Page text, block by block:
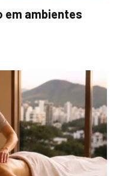
em ambientes